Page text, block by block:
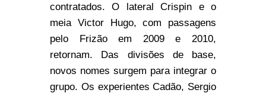
contratados. O lateral Crispin e o
meia Victor Hugo, com passagens
pelo Frizão em 2009 e 2010,
retornam. Das divisões de base,
novos nomes surgem para integrar o
grupo. Os experientes Cadão, Sergio